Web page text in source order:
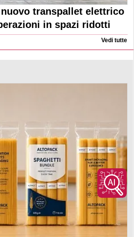
transpallet elettrico
in spazi ridotti
Vedi tutte